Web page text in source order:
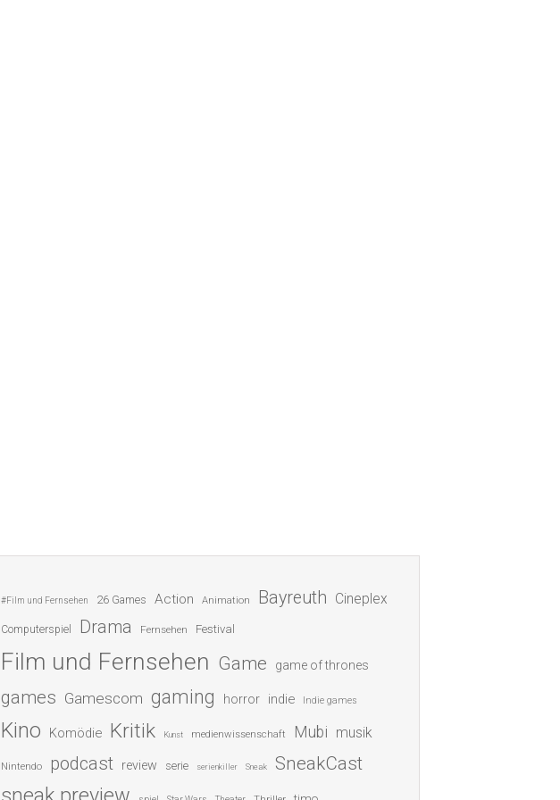
#Film und Fernsehen 26 Games Action Animation Bayreuth Cineplex
Computerspiel Drama Fernsehen Festival
Film und Fernsehen Game game of thrones
games Gamescom gaming horror indie Indie games
Kino Komödie Kritik Kunst medienwissenschaft Mubi musik
Nintendo podcast review serie serienkiller Sneak SneakCast